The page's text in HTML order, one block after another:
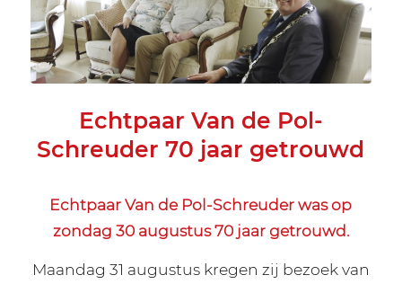
Echtpaar Van de Pol-
Schreuder 70 jaar getrouwd
Echtpaar Van de Pol-Schreuder was op
zondag 30 augustus 70 jaar getrouwd.
Maandag 31 augustus kregen zij bezoek van